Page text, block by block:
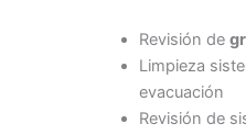
Revisión de
Limpieza
evacuación
Revisión de